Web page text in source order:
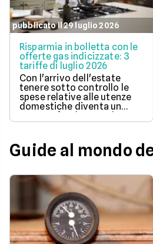
pubblicato il 29 luglio 2026
Risparmia in bolletta con le
offerte gas indicizzate: 3
tariffe di luglio 2026
Con l'arrivo dell'estate
tenere sotto controllo le
spese relative alle utenze
domestiche diventa un
aspetto fondamentale per
la pianificazione del bilancio
soluzione a prezzo variabile
consente di agganciare la
all'andamento aggiornato
del mercato dell'energia
naturale.
Guide al mondo